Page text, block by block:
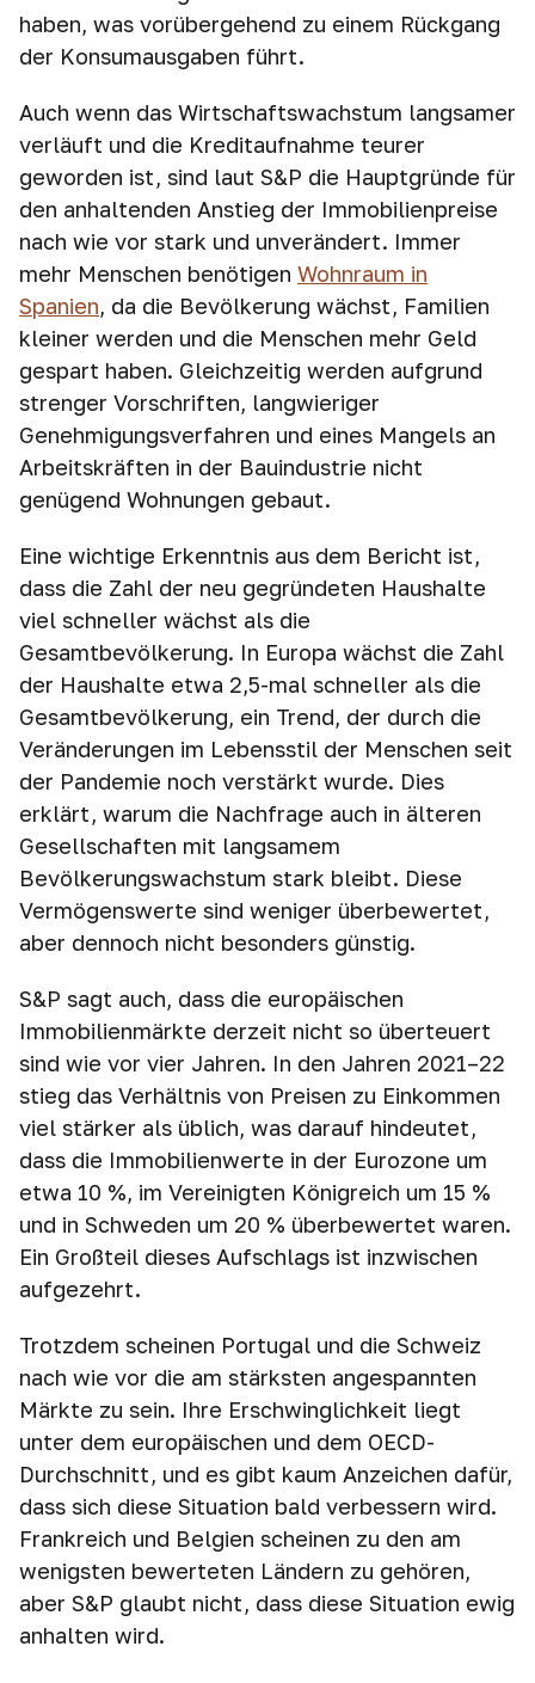
haben, was vorübergehend zu einem Rückgang
der Konsumausgaben führt.
Auch wenn das Wirtschaftswachstum langsamer
verläuft und die Kreditaufnahme teurer
geworden ist, sind laut S&P die Hauptgründe für
den anhaltenden Anstieg der Immobilienpreise
nach wie vor stark und unverändert. Immer
mehr Menschen benötigen Wohnraum in
Spanien, da die Bevölkerung wächst, Familien
kleiner werden und die Menschen mehr Geld
gespart haben. Gleichzeitig werden aufgrund
strenger Vorschriften, langwieriger
Genehmigungsverfahren und eines Mangels an
Arbeitskräften in der Bauindustrie nicht
genügend Wohnungen gebaut.
Eine wichtige Erkenntnis aus dem Bericht ist,
dass die Zahl der neu gegründeten Haushalte
viel schneller wächst als die
Gesamtbevölkerung. In Europa wächst die Zahl
der Haushalte etwa 2,5-mal schneller als die
Gesamtbevölkerung, ein Trend, der durch die
Veränderungen im Lebensstil der Menschen seit
der Pandemie noch verstärkt wurde. Dies
erklärt, warum die Nachfrage auch in älteren
Gesellschaften mit langsamem
Bevölkerungswachstum stark bleibt. Diese
Vermögenswerte sind weniger überbewertet,
aber dennoch nicht besonders günstig.
S&P sagt auch, dass die europäischen
Immobilienmärkte derzeit nicht so überteuert
sind wie vor vier Jahren. In den Jahren 2021–22
stieg das Verhältnis von Preisen zu Einkommen
viel stärker als üblich, was darauf hindeutet,
dass die Immobilienwerte in der Eurozone um
etwa 10 %, im Vereinigten Königreich um 15 %
und in Schweden um 20 % überbewertet waren.
Ein Großteil dieses Aufschlags ist inzwischen
aufgezehrt.
Trotzdem scheinen Portugal und die Schweiz
nach wie vor die am stärksten angespannten
Märkte zu sein. Ihre Erschwinglichkeit liegt
unter dem europäischen und dem OECD-
Durchschnitt, und es gibt kaum Anzeichen dafür,
dass sich diese Situation bald verbessern wird.
Frankreich und Belgien scheinen zu den am
wenigsten bewerteten Ländern zu gehören,
aber S&P glaubt nicht, dass diese Situation ewig
anhalten wird.